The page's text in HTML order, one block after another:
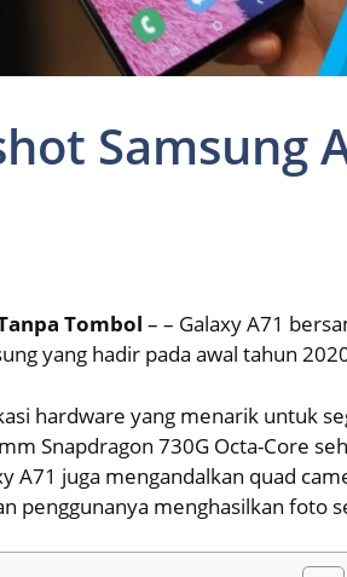
Samsung
Tombol – – Galaxy A71
yang hadir pada awal tahun
hardware yang menarik untuk
Snapdragon 730G Octa-Core
A71 juga mengandalkan quad
penggunanya menghasilkan foto